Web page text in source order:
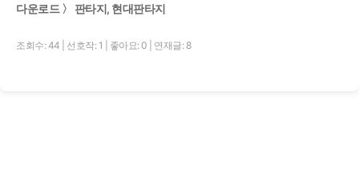
다운로드 〉 판타지, 현대판타지
조회수: 44 선호작: 1 좋아요: 0 연재글: 8